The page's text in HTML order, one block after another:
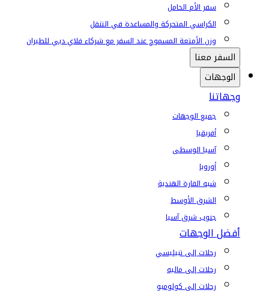
سفر الأم الحامل
الكراسي المتحركة والمساعدة في التنقل
وزن الأمتعة المسموح عند السفر مع شركاء فلاي دبي للطيران
السفر معنا
الوجهات
وجهاتنا
جميع الوجهات
أفريقيا
آسيا الوسطى
أوروبا
شبه القارة الهندية
الشرق الأوسط
جنوب شرق آسيا
أفضل الوجهات
رحلات إلى تبيليسي
رحلات إلى ماليه
رحلات إلى كولومبو